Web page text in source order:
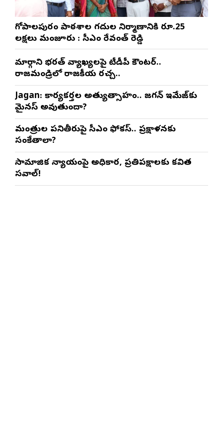
గోపాల‌పురం పాఠ‌శాల గ‌దుల నిర్మాణానికి రూ.25
ల‌క్ష‌లు మంజూరు : సీఎం రేవంత్ రెడ్డి
మార్గాని భరత్ వ్యాఖ్యలపై టీడీపీ కౌంటర్..
రాజమండ్రిలో రాజకీయ రచ్చ..
Jagan: కార్యకర్తల అత్యుత్సాహం.. జగన్ ఇమేజ్‌కు
మైనస్ అవుతుందా?
మంత్రుల పనితీరుపై సీఎం ఫోకస్.. ప్రక్షాళనకు
సంకేతాలా?
సామాజిక న్యాయంపై అధికార, ప్రతిపక్షాలకు కవిత
సవాల్!